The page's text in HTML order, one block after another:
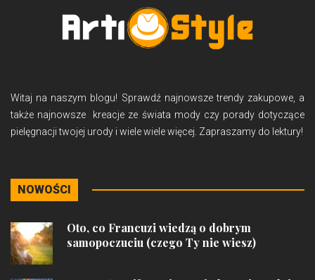
Witaj na naszym blogu! Sprawdź najnowsze trendy zakupowe, a
także najnowsze kreacje ze świata mody czy porady dotyczące
pielęgnacji twojej urody i wiele wiele więcej. Zapraszamy do lektury!
NOWOŚCI
Oto, co Francuzi wiedzą o dobrym
samopoczuciu (czego Ty nie wiesz)